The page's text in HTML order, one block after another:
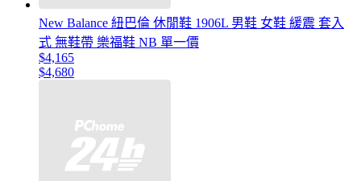
New Balance 紐巴倫 休閒鞋 1906L 男鞋 女鞋 緩震 套入
式 無鞋帶 樂福鞋 NB 單一價
$4,165
$4,680